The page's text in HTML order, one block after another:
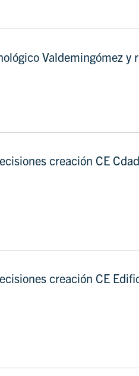
Valdemingómez y
creación CE
creación CE